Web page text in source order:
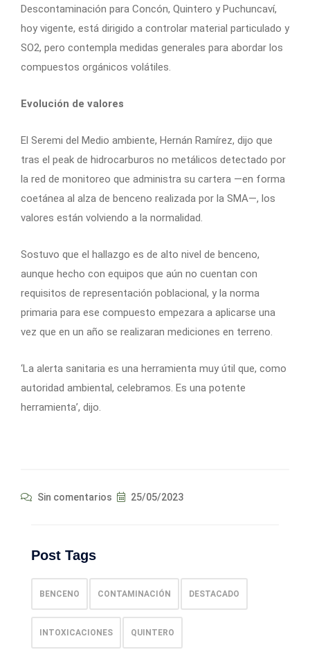
Descontaminación para Concón, Quintero y Puchuncaví,
hoy vigente, está dirigido a controlar material particulado y
SO2, pero contempla medidas generales para abordar los
compuestos orgánicos volátiles.
Evolución de valores
El Seremi del Medio ambiente, Hernán Ramírez, dijo que
tras el peak de hidrocarburos no metálicos detectado por
la red de monitoreo que administra su cartera —en forma
coetánea al alza de benceno realizada por la SMA—, los
valores están volviendo a la normalidad.
Sostuvo que el hallazgo es de alto nivel de benceno,
aunque hecho con equipos que aún no cuentan con
requisitos de representación poblacional, y la norma
primaria para ese compuesto empezara a aplicarse una
vez que en un año se realizaran mediciones en terreno.
‘La alerta sanitaria es una herramienta muy útil que, como
autoridad ambiental, celebramos. Es una potente
herramienta’, dijo.
Sin comentarios 25/05/2023
Post Tags
BENCENO CONTAMINACIÓN DESTACADO
INTOXICACIONES QUINTERO